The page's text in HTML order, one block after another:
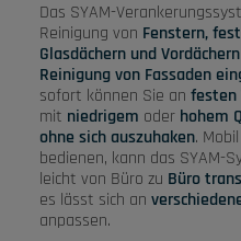
Das SYAM-
Reinigung von Fenstern,
Glasdächern und
Reinigung von Fassaden
sofort können Sie an festen
mit niedrigem oder hohem
ohne sich auszuhaken.
bedienen, kann das SYAM-
leicht von Büro zu Büro
es lässt sich an
anpassen.